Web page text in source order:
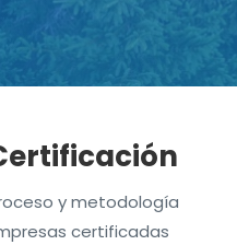
y metodología
certificadas